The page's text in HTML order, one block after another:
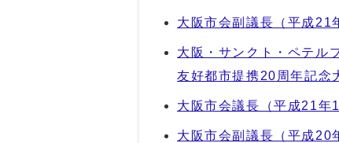
大阪市会副議長（平成21
大阪・サンクト・ペテル
友好都市提携20周年記念
大阪市会議長（平成21年
大阪市会副議長（平成20